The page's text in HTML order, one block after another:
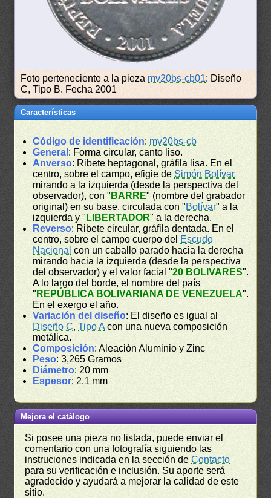
Foto perteneciente a la pieza mv20bs-cb01: Diseño
C, Tipo B. Fecha 2001
Características
Código de identificación: mv20bs-cb
General : Forma circular, canto liso.
Anverso: Ribete heptagonal, gráfila lisa. En el
centro, sobre el campo, efigie deSimón Bolívar
mirando a la izquierda (desde la perspectiva del
observador), con " BARRE" (nombre del grabador
original) en su base, circulada con "Bolívar" a la
izquierda y " LIBERTADOR" a la derecha.
Reverso: Ribete circular, gráfila dentada. En el
centro, sobre el campo cuerpo del Escudo
Nacional con un caballo parado hacia la derecha
mirando hacia la izquierda (desde la perspectiva
del observador) y el valor facial "20 BOLIVARES".
A lo largo del borde, el nombre del país
" REPÚBLICA BOLIVARIANA DE VENEZUELA".
En el exergo el año.
Variación del diseño: El diseño es igual al
Diseño C,Tipo Acon una nueva composición
metálica.
Composición: Aleación Aluminio y Zinc
Peso: 3,265 Gramos
Diámetro: 20 mm
Espesor: 2,1 mm
Mejora el catálogo
Si posee una pieza no listada, puede enviar el
comentario con una fotografía siguiendo las
instruciones indicada en la sección deContacto
para su verificación e inclusión. Su aporte será
agradecido y ayudará a mejorar la calidad de este
sitio.